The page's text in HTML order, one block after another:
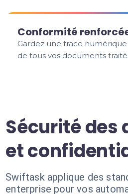
Conformité
Gardez une trace
de tous vos documents
Sécurité des
et
Swiftask applique des
enterprise pour vos